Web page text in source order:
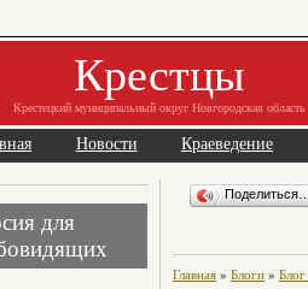
Крестцы
Крестецкий муниципальный округ Новгородская область
Новости Краеведение
для
Поделиться…
Главная » Блоги »